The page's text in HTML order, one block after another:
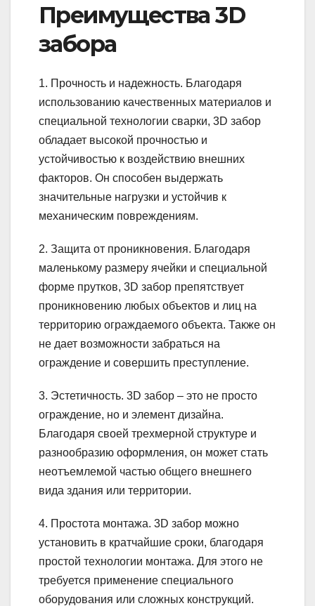
Преимущества 3D
забора
1. Прочность и надежность. Благодаря
использованию качественных материалов и
специальной технологии сварки, 3D забор
обладает высокой прочностью и
устойчивостью к воздействию внешних
факторов. Он способен выдержать
значительные нагрузки и устойчив к
механическим повреждениям.
2. Защита от проникновения. Благодаря
маленькому размеру ячейки и специальной
форме прутков, 3D забор препятствует
проникновению любых объектов и лиц на
территорию ограждаемого объекта. Также он
не дает возможности забраться на
ограждение и совершить преступление.
3. Эстетичность. 3D забор – это не просто
ограждение, но и элемент дизайна.
Благодаря своей трехмерной структуре и
разнообразию оформления, он может стать
неотъемлемой частью общего внешнего
вида здания или территории.
4. Простота монтажа. 3D забор можно
установить в кратчайшие сроки, благодаря
простой технологии монтажа. Для этого не
требуется применение специального
оборудования или сложных конструкций.